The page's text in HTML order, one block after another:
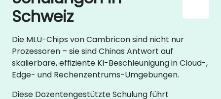
Schweiz
Die MLU-Chips von Cambricon sind nicht nur
Prozessoren – sie sind Chinas Antwort auf
skalierbare, effiziente KI-Beschleunigung in Cloud-,
Edge- und Rechenzentrums-Umgebungen.
Diese Dozentengestützte Schulung führt